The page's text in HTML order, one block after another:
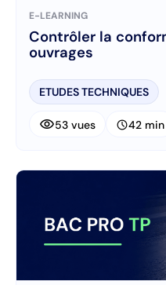
E-LEARNING
Contrôler la
ouvrages
ETUDES TECHNIQUES
visibility53 vues schedule42 min